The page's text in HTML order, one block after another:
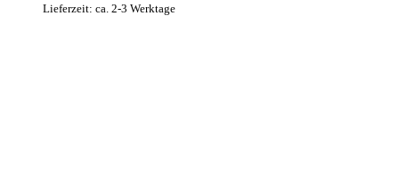
Lieferzeit: ca. 2-3 Werktage